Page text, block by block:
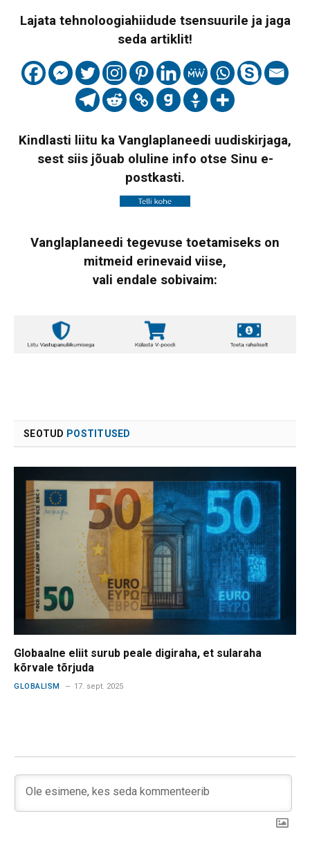
Lajata tehnoloogiahiidude tsensuurile ja jaga
seda artiklit!
Kindlasti liitu ka Vanglaplaneedi uudiskirjaga,
sest siis jõuab oluline info otse Sinu e-
postkasti.
Vanglaplaneedi tegevuse toetamiseks on
mitmeid erinevaid viise,
vali endale sobivaim:
SEOTUD POSTITUSED
Globaalne eliit surub peale digiraha, et sularaha
kõrvale tõrjuda
GLOBALISM 17. sept. 2025